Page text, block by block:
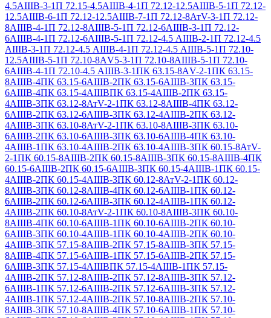
4.5АIIIВ-3-1П 72.15-4.5АIIIВ-4-1П 72.12-12.5АIIIВ-5-1П 72.12-
12.5АIIIВ-6-1П 72.12-12.5АIIIВ-7-1П 72.12-8АтV-3-1П 72.12-
8АIIIВ-4-1П 72.12-8АIIIВ-5-1П 72.12-6АIIIВ-3-1П 72.12-
6АIIIВ-4-1П 72.12-6АIIIВ-5-1П 72.12-4.5 АIIIВ-2-1П 72.12-4.5
АIIIВ-3-1П 72.12-4.5 АIIIВ-4-1П 72.12-4.5 АIIIВ-5-1П 72.10-
12.5АIIIВ-5-1П 72.10-8АV5-3-1П 72.10-8АIIIВ-5-1П 72.10-
6АIIIВ-4-1П 72.10-4.5 АIIIВ-3-1ПК 63.15-8АV-2-1ПК 63.15-
8АIIIВ-4ПК 63.15-6АIIIВ-2ПК 63.15-6АIIIВ-3ПК 63.15-
6АIIIВ-4ПК 63.15-4АIIIВПК 63.15-4АIIIВ-2ПК 63.15-
4АIIIВ-3ПК 63.12-8АтV-2-1ПК 63.12-8АIIIВ-4ПК 63.12-
6АIIIВ-2ПК 63.12-6АIIIВ-3ПК 63.12-4АIIIВ-2ПК 63.12-
4АIIIВ-3ПК 63.10-8АтV-2-1ПК 63.10-8АIIIВ-3ПК 63.10-
6АIIIВ-2ПК 63.10-6АIIIВ-3ПК 63.10-6АIIIВ-4ПК 63.10-
4АIIIВ-1ПК 63.10-4АIIIВ-2ПК 63.10-4АIIIВ-3ПК 60.15-8АтV-
2-1ПК 60.15-8АIIIВ-2ПК 60.15-8АIIIВ-3ПК 60.15-8АIIIВ-4ПК
60.15-6АIIIВ-2ПК 60.15-6АIIIВ-3ПК 60.15-4АIIIВ-1ПК 60.15-
4АIIIВ-2ПК 60.15-4АIIIВ-3ПК 60.12-8АтV-2-1ПК 60.12-
8АIIIВ-3ПК 60.12-8АIIIВ-4ПК 60.12-6АIIIВ-1ПК 60.12-
6АIIIВ-2ПК 60.12-6АIIIВ-3ПК 60.12-4АIIIВ-1ПК 60.12-
4АIIIВ-2ПК 60.10-8АтV-2-1ПК 60.10-8АIIIВ-3ПК 60.10-
8АIIIВ-4ПК 60.10-6АIIIВ-1ПК 60.10-6АIIIВ-2ПК 60.10-
6АIIIВ-3ПК 60.10-4АIIIВ-1ПК 60.10-4АIIIВ-2ПК 60.10-
4АIIIВ-3ПК 57.15-8АIIIВ-2ПК 57.15-8АIIIВ-3ПК 57.15-
8АIIIВ-4ПК 57.15-6АIIIВ-1ПК 57.15-6АIIIВ-2ПК 57.15-
6АIIIВ-3ПК 57.15-4АIIIВПК 57.15-4АIIIВ-1ПК 57.15-
4АIIIВ-2ПК 57.12-8АIIIВ-2ПК 57.12-8АIIIВ-3ПК 57.12-
6АIIIВ-1ПК 57.12-6АIIIВ-2ПК 57.12-6АIIIВ-3ПК 57.12-
4АIIIВ-1ПК 57.12-4АIIIВ-2ПК 57.10-8АIIIВ-2ПК 57.10-
8АIIIВ-3ПК 57.10-8АIIIВ-4ПК 57.10-6АIIIВ-1ПК 57.10-